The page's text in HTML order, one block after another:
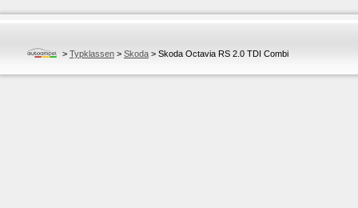
> Typklassen > Skoda > Skoda Octavia RS 2.0 TDI Combi